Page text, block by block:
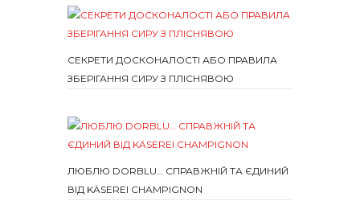
СЕКРЕТИ ДОСКОНАЛОСТІ АБО ПРАВИЛА
ЗБЕРІГАННЯ СИРУ З ПЛІСНЯВОЮ
ЛЮБЛЮ DORBLU… СПРАВЖНІЙ ТА ЄДИНИЙ
ВІД KÄSEREI CHAMPIGNON